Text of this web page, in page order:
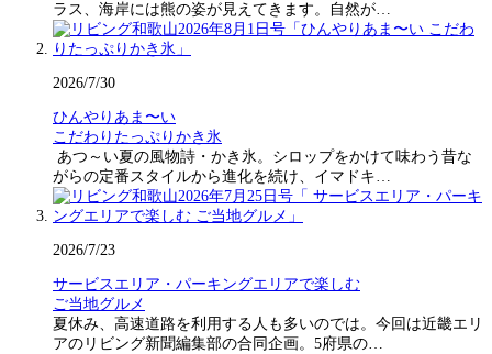
ラス、海岸には熊の姿が見えてきます。自然が…
2026/7/30
ひんやりあま〜い
こだわりたっぷりかき氷
あつ～い夏の風物詩・かき氷。シロップをかけて味わう昔な
がらの定番スタイルから進化を続け、イマドキ…
2026/7/23
サービスエリア・パーキングエリアで楽しむ
ご当地グルメ
夏休み、高速道路を利用する人も多いのでは。今回は近畿エリ
アのリビング新聞編集部の合同企画。5府県の…